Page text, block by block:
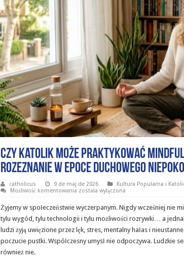
Czy katolik może praktykować
rozeznanie w epoce duchowego
catholicus 9 de maj de 2026 Kultura Popularna i
Możliwość komentowania Czy
praktykować
mindfulness?
Cisza,
modlitwa
rozeznanie
została wyłączona
Żyjemy w społeczeństwie wyczerpanym. Nigdy wcześniej nie
tylu wygód, tylu technologii i tylu możliwości rozrywki… a
ludzi żyją uwięzione przez lęk, stres, mentalny hałas i nieustanne
poczucie pustki. Współczesny umysł nie odpoczywa. Ludzkie
również nie.